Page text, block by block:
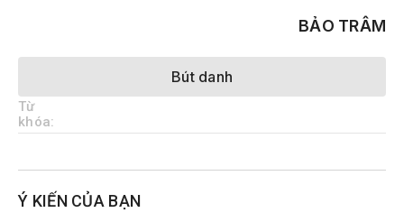
BẢO TRÂM
Bút danh
Từ
khóa:
Ý KIẾN CỦA BẠN